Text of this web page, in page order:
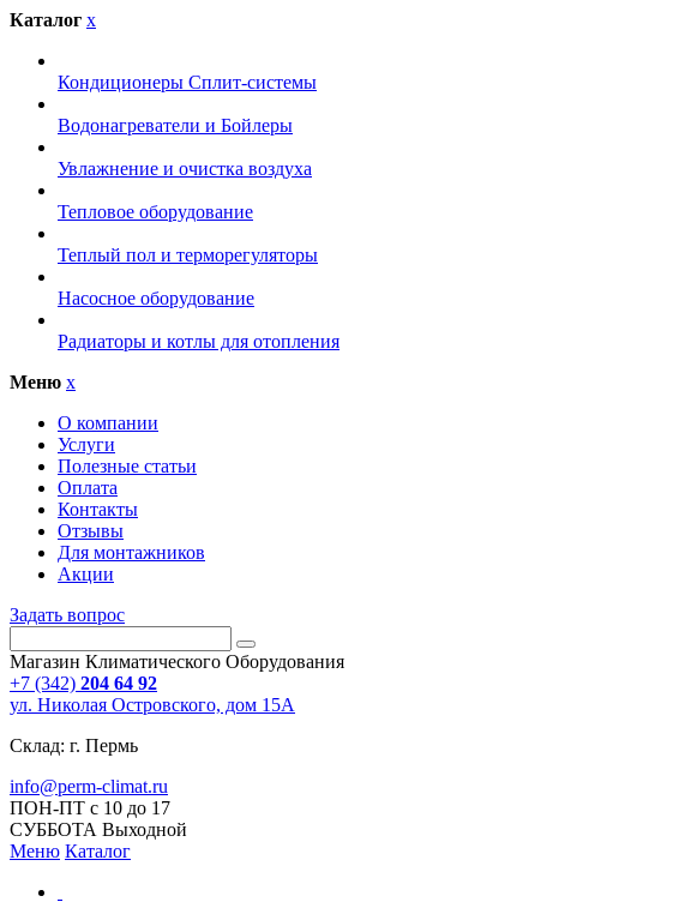
Каталог x
Кондиционеры Сплит-системы
Водонагреватели и Бойлеры
Увлажнение и очистка воздуха
Тепловое оборудование
Теплый пол и терморегуляторы
Насосное оборудование
Радиаторы и котлы для отопления
Меню x
О компании
Услуги
Полезные статьи
Оплата
Контакты
Отзывы
Для монтажников
Акции
Задать вопрос
Магазин Климатического Оборудования
+7 (342) 204 64 92
ул. Николая Островского, дом 15А
Склад: г. Пермь
info@perm-climat.ru
ПОН-ПТ с 10 до 17
СУББОТА Выходной
Меню Каталог